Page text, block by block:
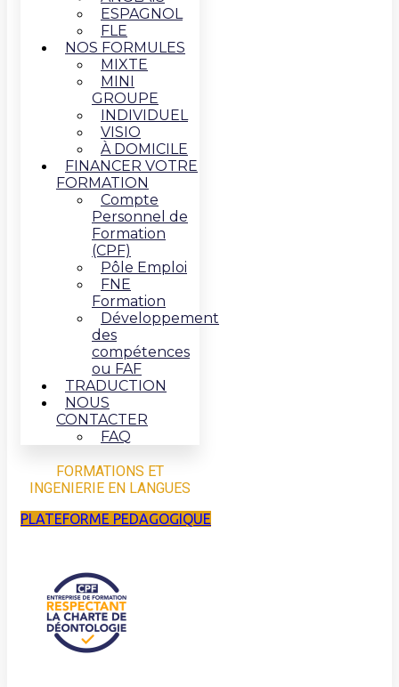
ESPAGNOL
FLE
NOS FORMULES
MIXTE
MINI
GROUPE
INDIVIDUEL
VISIO
À DOMICILE
FINANCER VOTRE
FORMATION
Compte
Personnel de
Formation
(CPF)
Pôle Emploi
FNE
Formation
Développement
des
compétences
ou FAF
TRADUCTION
NOUS
CONTACTER
FAQ
FORMATIONS ET
INGENIERIE EN LANGUES
PLATEFORME PEDAGOGIQUE